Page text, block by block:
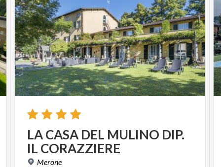
LACASA DEL MULINO DIP.
IL CORAZZIERE
Merone